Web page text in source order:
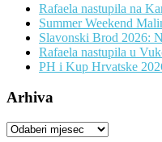
Rafaela nastupila na
Summer Weekend
Slavonski Brod 2026:
Rafaela nastupila u
PH i Kup Hrvatske
Arhiva
Arhiva